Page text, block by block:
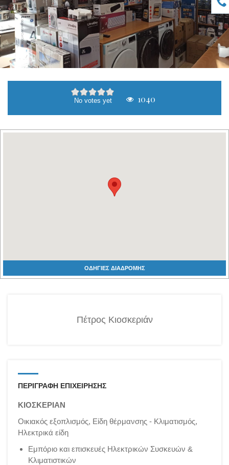
No votes yet 1040
ΟΔΗΓΙΕΣ ΔΙΑΔΡΟΜΗΣ
Πέτρος Κιοσκεριάν
ΠΕΡΙΓΡΑΦΗ ΕΠΙΧΕΙΡΗΣΗΣ
ΚΙΟΣΚΕΡΙΑΝ
Οικιακός εξοπλισμός, Είδη θέρμανσης - Κλιματισμός,
Ηλεκτρικά είδη
Εμπόριο και επισκευές Ηλεκτρικών Συσκευών &
Κλιματιστικών